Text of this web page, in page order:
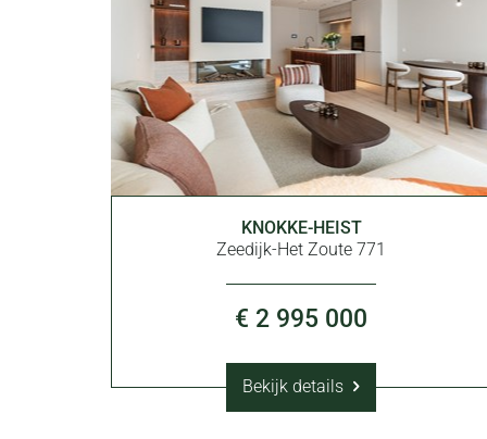
3 3
KNOKKE-HEIST
Zeedijk-Het Zoute 771
€ 2 995 000
Bekijk details